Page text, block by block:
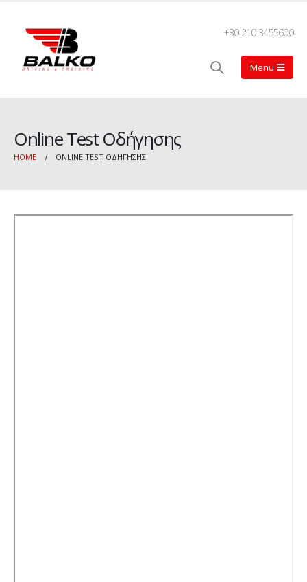
+30 210 3455600
Online Test Οδήγησης
HOME ONLINE TEST ΟΔΉΓΗΣΗΣ